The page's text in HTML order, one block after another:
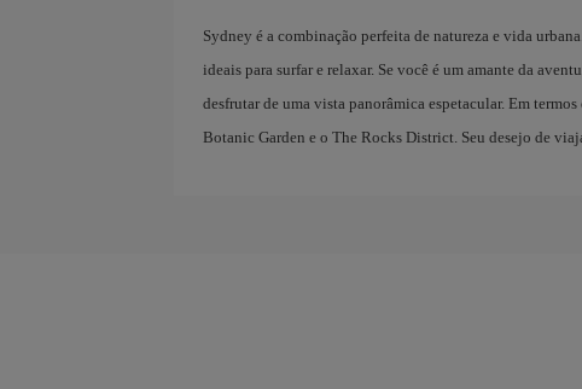
Sydney é a combinação perfeita de natureza e vida
ideais para surfar e relaxar. Se você é um amante da
desfrutar de uma vista panorâmica espetacular. Em
Botanic Garden e o The Rocks District. Seu desejo de